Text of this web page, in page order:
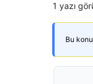
1 yazı
Bu